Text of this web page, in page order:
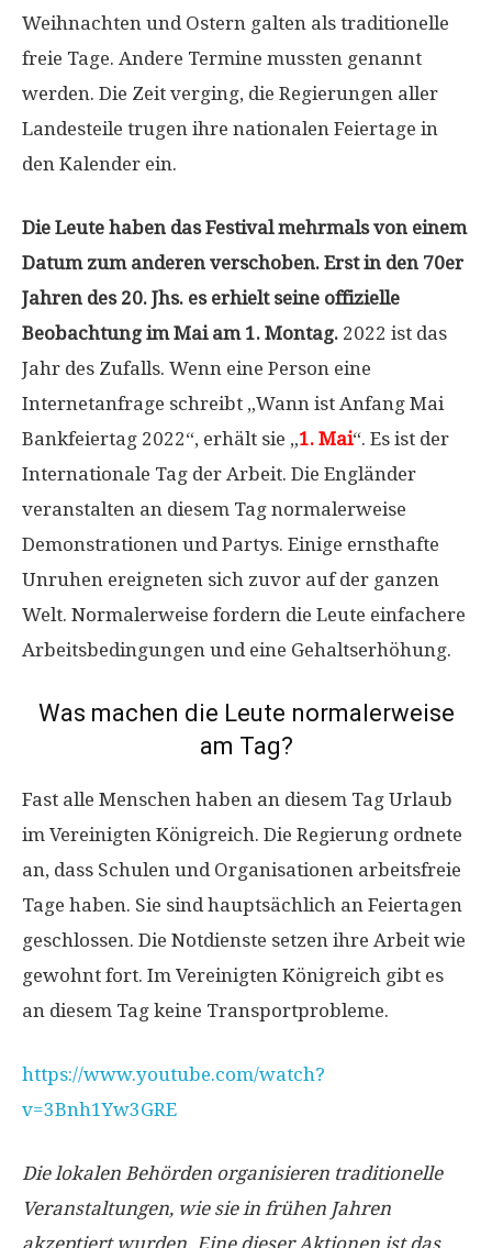
Weihnachten und Ostern galten als traditionelle
freie Tage. Andere Termine mussten genannt
werden. Die Zeit verging, die Regierungen aller
Landesteile trugen ihre nationalen Feiertage in
den Kalender ein.
Die Leute haben das Festival mehrmals von einem
Datum zum anderen verschoben. Erst in den 70er
Jahren des 20. Jhs. es erhielt seine offizielle
Beobachtung im Mai am 1. Montag. 2022 ist das
Jahr des Zufalls. Wenn eine Person eine
Internetanfrage schreibt „Wann ist Anfang Mai
Bankfeiertag 2022“, erhält sie „1. Mai“. Es ist der
Internationale Tag der Arbeit. Die Engländer
veranstalten an diesem Tag normalerweise
Demonstrationen und Partys. Einige ernsthafte
Unruhen ereigneten sich zuvor auf der ganzen
Welt. Normalerweise fordern die Leute einfachere
Arbeitsbedingungen und eine Gehaltserhöhung.
Was machen die Leute normalerweise
am Tag?
Fast alle Menschen haben an diesem Tag Urlaub
im Vereinigten Königreich. Die Regierung ordnete
an, dass Schulen und Organisationen arbeitsfreie
Tage haben. Sie sind hauptsächlich an Feiertagen
geschlossen. Die Notdienste setzen ihre Arbeit wie
gewohnt fort. Im Vereinigten Königreich gibt es
an diesem Tag keine Transportprobleme.
https://www.youtube.com/watch?
v=3Bnh1Yw3GRE
Die lokalen Behörden organisieren traditionelle
Veranstaltungen, wie sie in frühen Jahren
akzeptiert wurden. Eine dieser Aktionen ist das